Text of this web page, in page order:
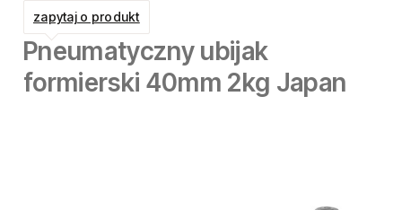
Pneumatyczny ubijak
formierski 40mm 2kg Japan
zapytaj o produkt